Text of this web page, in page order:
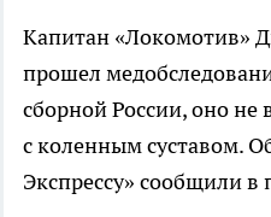
Капитан «Локомотив»
прошел
сборной России, оно
с коленным суставом.
Экспрессу» сообщили в